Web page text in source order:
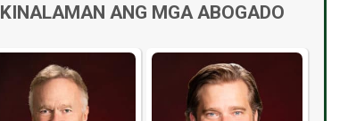
KINALAMAN ANG MGA ABOGADO